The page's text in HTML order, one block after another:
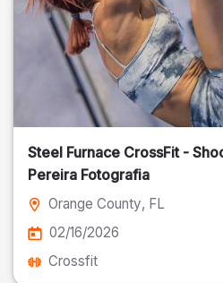
Steel Furnace CrossFit -
Pereira Fotografia
Orange County, FL
02/16/2026
Crossfit